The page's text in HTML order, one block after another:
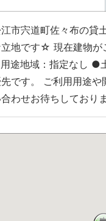
市宍道町佐々布の貸
立地です☆ 現在建物が
途地域：指定なし ●
です。 ご利用用途や
わせお待ちしており